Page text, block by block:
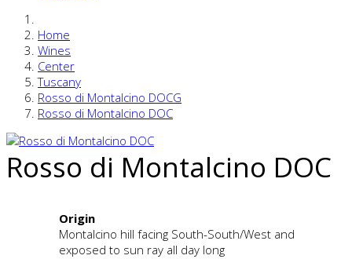
Home
Wines
Center
Tuscany
Rosso di Montalcino DOCG
Rosso di Montalcino DOC
Rosso di Montalcino DOC
Origin
Montalcino hill facing South-South/West and
exposed to sun ray all day long